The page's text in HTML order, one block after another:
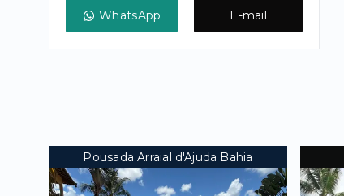
WhatsApp E-mail
Pousada Arraial d'Ajuda Bahia